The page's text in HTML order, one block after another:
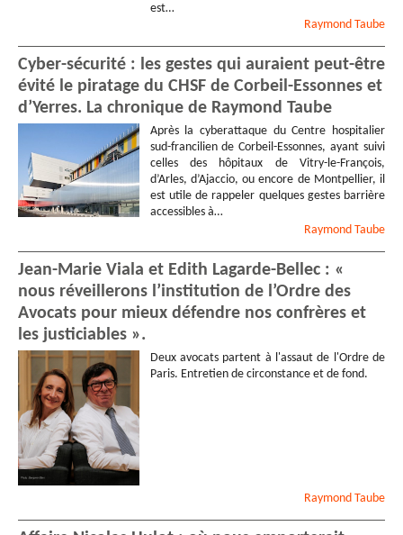
est…
Raymond Taube
Cyber-sécurité : les gestes qui auraient peut-être
évité le piratage du CHSF de Corbeil-Essonnes et
d’Yerres. La chronique de Raymond Taube
Après la cyberattaque du Centre hospitalier
sud-francilien de Corbeil-Essonnes, ayant suivi
celles des hôpitaux de Vitry-le-François,
d’Arles, d’Ajaccio, ou encore de Montpellier, il
est utile de rappeler quelques gestes barrière
accessibles à…
Raymond Taube
Jean-Marie Viala et Edith Lagarde-Bellec : «
nous réveillerons l’institution de l’Ordre des
Avocats pour mieux défendre nos confrères et
les justiciables ».
Deux avocats partent à l'assaut de l'Ordre de
Paris. Entretien de circonstance et de fond.
Raymond Taube